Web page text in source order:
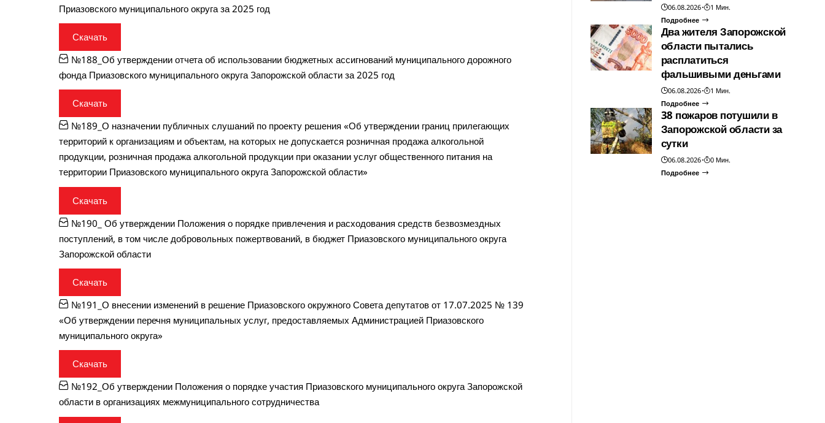
Приазовского муниципального округа за 2025 год
Скачать
№188_Об утверждении отчета об использовании бюджетных ассигнований муниципального дорожного
фонда Приазовского муниципального округа Запорожской области за 2025 год
Скачать
№189_О назначении публичных слушаний по проекту решения «Об утверждении границ прилегающих
территорий к организациям и объектам, на которых не допускается розничная продажа алкогольной
продукции, розничная продажа алкогольной продукции при оказании услуг общественного питания на
территории Приазовского муниципального округа Запорожской области»
Скачать
№190_ Об утверждении Положения о порядке привлечения и расходования средств безвозмездных
поступлений, в том числе добровольных пожертвований, в бюджет Приазовского муниципального округа
Запорожской области
Скачать
№191_О внесении изменений в решение Приазовского окружного Совета депутатов от 17.07.2025 № 139
«Об утверждении перечня муниципальных услуг, предоставляемых Администрацией Приазовского
муниципального округа»
Скачать
№192_Об утверждении Положения о порядке участия Приазовского муниципального округа Запорожской
области в организациях межмуниципального сотрудничества
06.08.2026
1 Мин.
Подробнее
Два жителя Запорожской
области пытались
расплатиться
фальшивыми деньгами
06.08.2026
1 Мин.
Подробнее
38 пожаров потушили в
Запорожской области за
сутки
06.08.2026
0 Мин.
Подробнее